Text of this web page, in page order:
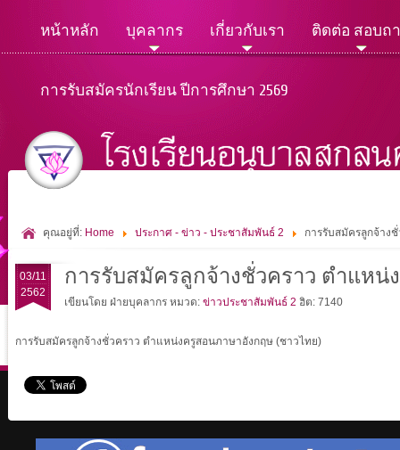
หน้าหลัก บุคลากร เกี่ยวกับเรา ติดต่อ สอบถ
การรับสมัครนักเรียน ปีการศึกษา 2569
คุณอยู่ที่: Home ประกาศ - ข่าว - ประชาสัมพันธ์ 2 การรับสมัครลูกจ้าง
03/11
2562
การรับสมัครลูกจ้างชั่วคราว ตำแหน่
เขียนโดย ฝ่ายบุคลากร หมวด: ข่าวประชาสัมพันธ์ 2 ฮิต: 7140
การรับสมัครลูกจ้างชั่วคราว ตำแหน่งครูสอนภาษาอังกฤษ (ชาวไทย)